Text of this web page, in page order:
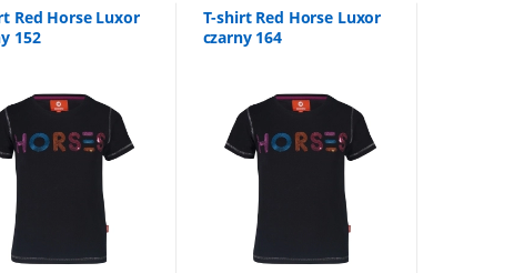
35,00 PLN 39,90 PLN
Red Horse Luxor
152
T-shirt Red Horse Luxor
czarny 164